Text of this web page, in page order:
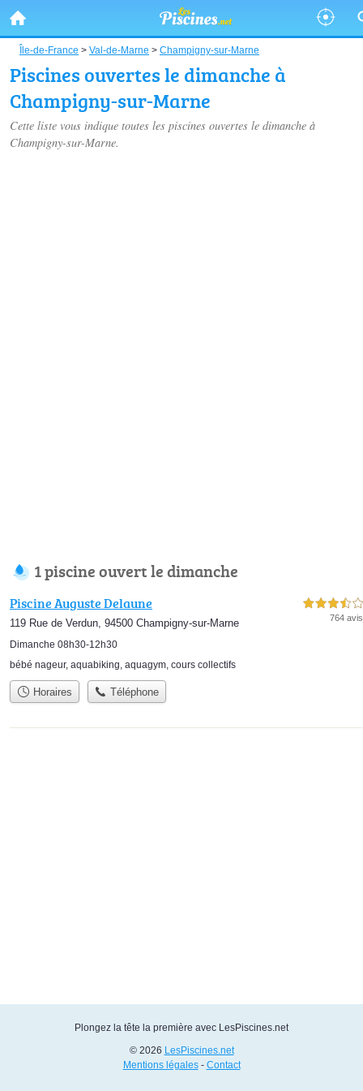
Île-de-France > Val-de-Marne > Champigny-sur-Marne
Piscines ouvertes le dimanche à
Champigny-sur-Marne
Cette liste vous indique toutes les piscines ouvertes le dimanche à
Champigny-sur-Marne.
1 piscine ouvert le dimanche
Piscine Auguste Delaune
119 Rue de Verdun, 94500 Champigny-sur-Marne
Dimanche 08h30-12h30
3,5 étoiles sur 5
764 avis
bébé nageur, aquabiking, aquagym, cours collectifs
Horaires Téléphone
Plongez la tête la première avec LesPiscines.net
© 2026 LesPiscines.net
Mentions légales- Contact